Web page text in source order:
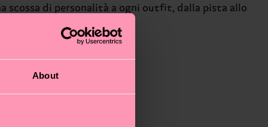
About
scossa di personalità a ogni outfit, dalla pista allo